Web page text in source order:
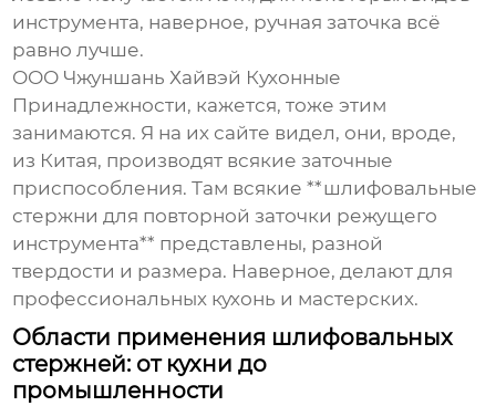
инструмента, наверное, ручная заточка всё
равно лучше.
ООО Чжуншань Хайвэй Кухонные
Принадлежности, кажется, тоже этим
занимаются. Я на их сайте видел, они, вроде,
из Китая, производят всякие заточные
приспособления. Там всякие **шлифовальные
стержни для повторной заточки режущего
инструмента** представлены, разной
твердости и размера. Наверное, делают для
профессиональных кухонь и мастерских.
Области применения шлифовальных
стержней: от кухни до
промышленности